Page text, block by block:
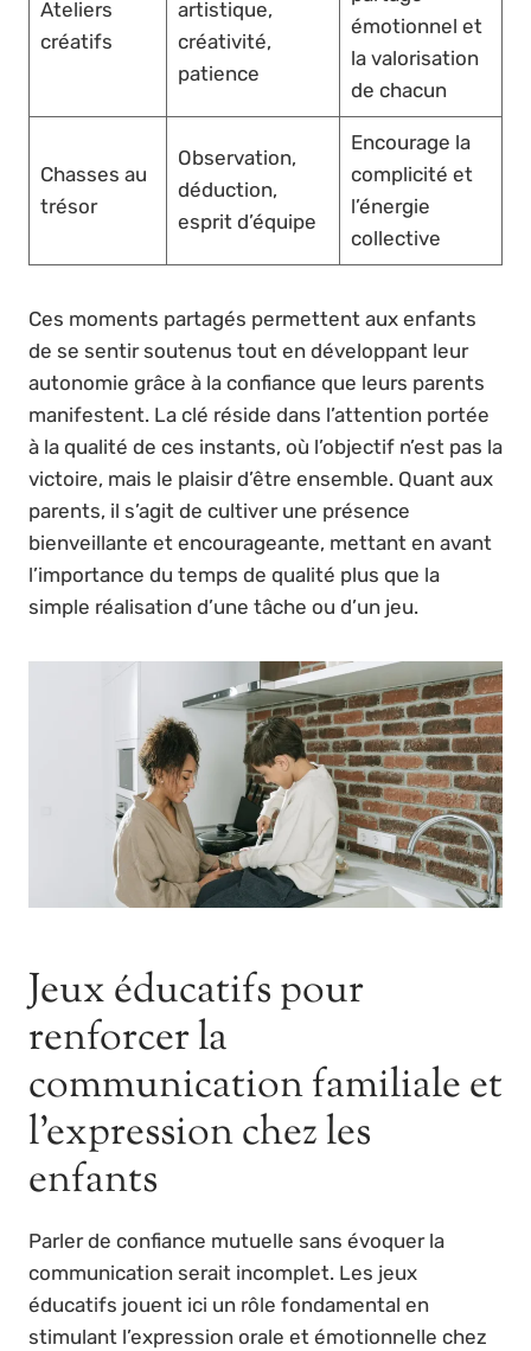
Ateliers
créatifs
artistique,
créativité,
patience
émotionnel et
la valorisation
de chacun
Chasses au
trésor
Observation,
déduction,
esprit d’équipe
Encourage la
complicité et
l’énergie
collective
Ces moments partagés permettent aux enfants
de se sentir soutenus tout en développant leur
autonomie grâce à la confiance que leurs parents
manifestent. La clé réside dans l’attention portée
à la qualité de ces instants, où l’objectif n’est pas la
victoire, mais le plaisir d’être ensemble. Quant aux
parents, il s’agit de cultiver une présence
bienveillante et encourageante, mettant en avant
l’importance du temps de qualité plus que la
simple réalisation d’une tâche ou d’un jeu.
Jeux éducatifs pour
renforcer la
communication familiale et
l’expression chez les
enfants
Parler de confiance mutuelle sans évoquer la
communication serait incomplet. Les jeux
éducatifs jouent ici un rôle fondamental en
stimulant l’expression orale et émotionnelle chez